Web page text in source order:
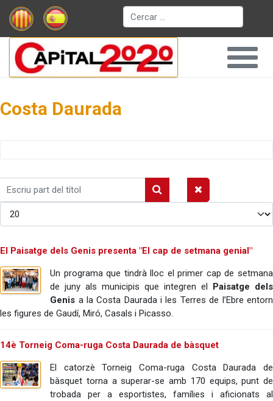
Cerca
Costa Daurada
Escriu
del
títol
Mostrar #
El Paisatge dels Genis presenta "El cap de setmana genial"
Un programa que tindrà lloc el primer cap de setmana
de juny als municipis que integren el Paisatge dels
Genis a la Costa Daurada i les Terres de l’Ebre entorn
les figures de Gaudí, Miró, Casals i Picasso.
14è Torneig Coma-ruga Costa Daurada de bàsquet
El catorzè Torneig Coma-ruga Costa Daurada de
bàsquet torna a superar-se amb 170 equips, punt de
trobada per a esportistes, famílies i aficionats al